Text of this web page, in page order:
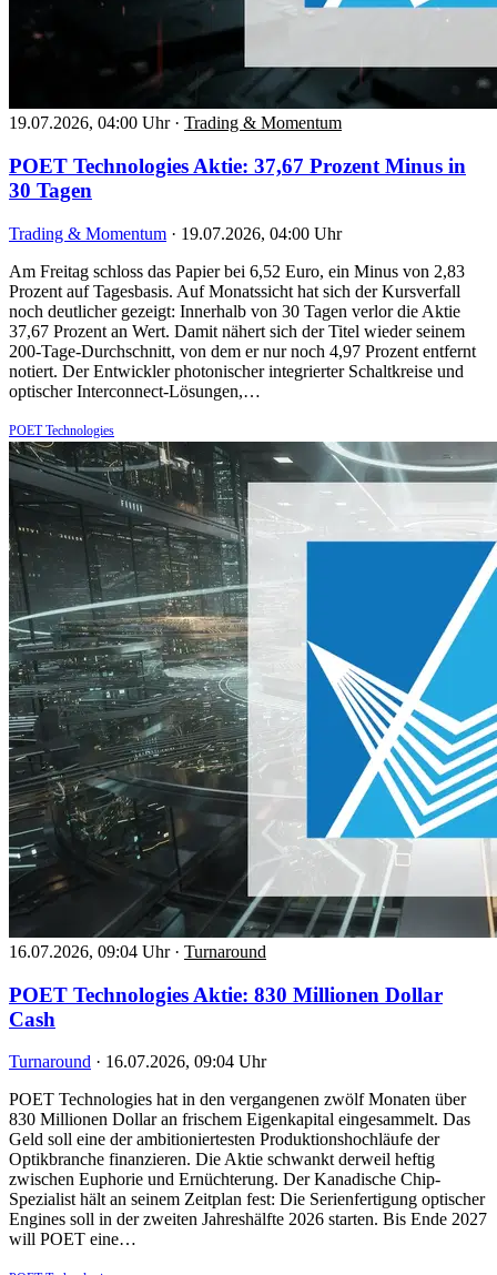
19.07.2026, 04:00 Uhr · Trading & Momentum
POET Technologies Aktie: 37,67 Prozent Minus in
30 Tagen
Trading & Momentum · 19.07.2026, 04:00 Uhr
Am Freitag schloss das Papier bei 6,52 Euro, ein Minus von 2,83
Prozent auf Tagesbasis. Auf Monatssicht hat sich der Kursverfall
noch deutlicher gezeigt: Innerhalb von 30 Tagen verlor die Aktie
37,67 Prozent an Wert. Damit nähert sich der Titel wieder seinem
200-Tage-Durchschnitt, von dem er nur noch 4,97 Prozent entfernt
notiert. Der Entwickler photonischer integrierter Schaltkreise und
optischer Interconnect-Lösungen,…
POET Technologies
16.07.2026, 09:04 Uhr · Turnaround
POET Technologies Aktie: 830 Millionen Dollar
Cash
Turnaround · 16.07.2026, 09:04 Uhr
POET Technologies hat in den vergangenen zwölf Monaten über
830 Millionen Dollar an frischem Eigenkapital eingesammelt. Das
Geld soll eine der ambitioniertesten Produktionshochläufe der
Optikbranche finanzieren. Die Aktie schwankt derweil heftig
zwischen Euphorie und Ernüchterung. Der Kanadische Chip-
Spezialist hält an seinem Zeitplan fest: Die Serienfertigung optischer
Engines soll in der zweiten Jahreshälfte 2026 starten. Bis Ende 2027
will POET eine…